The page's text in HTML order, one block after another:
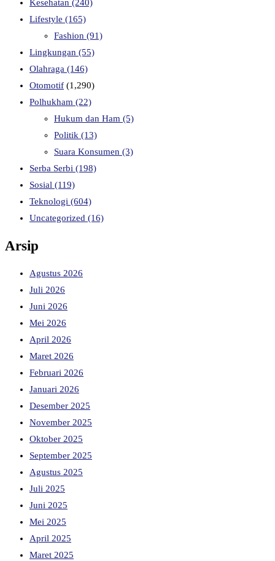
Kesehatan (240)
Lifestyle (165)
Fashion (91)
Lingkungan (55)
Olahraga (146)
Otomotif (1,290)
Polhukham (22)
Hukum dan Ham (5)
Politik (13)
Suara Konsumen (3)
Serba Serbi (198)
Sosial (119)
Teknologi (604)
Uncategorized (16)
Arsip
Agustus 2026
Juli 2026
Juni 2026
Mei 2026
April 2026
Maret 2026
Februari 2026
Januari 2026
Desember 2025
November 2025
Oktober 2025
September 2025
Agustus 2025
Juli 2025
Juni 2025
Mei 2025
April 2025
Maret 2025